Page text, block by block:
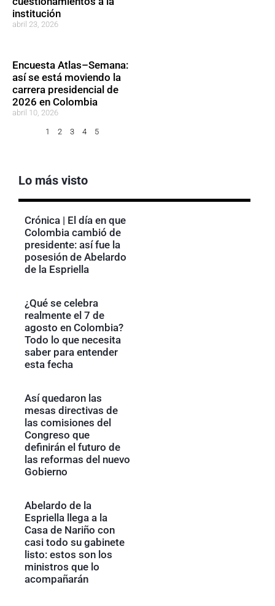
institución
abril 23, 2026
Encuesta Atlas–Semana:
así se está moviendo la
carrera presidencial de
2026 en Colombia
abril 10, 2026
1 2 3 4 5
Lo más visto
Crónica | El día en que
Colombia cambió de
presidente: así fue la
posesión de Abelardo
de la Espriella
¿Qué se celebra
realmente el 7 de
agosto en Colombia?
Todo lo que necesita
saber para entender
esta fecha
Así quedaron las
mesas directivas de
las comisiones del
Congreso que
definirán el futuro de
las reformas del nuevo
Gobierno
Abelardo de la
Espriella llega a la
Casa de Nariño con
casi todo su gabinete
listo: estos son los
ministros que lo
acompañarán